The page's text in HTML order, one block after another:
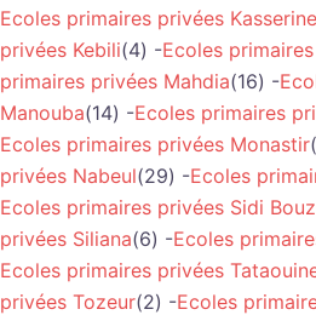
Ecoles primaires privées Kasserine
privées Kebili(4) -Ecoles
primaires privées Mahdia(16) -
Manouba(14) -Ecoles primaires
Ecoles primaires privées Monastir
privées Nabeul(29) -Ecoles
Ecoles primaires privées Sidi
privées Siliana(6) -Ecoles
Ecoles primaires privées
privées Tozeur(2) -Ecoles